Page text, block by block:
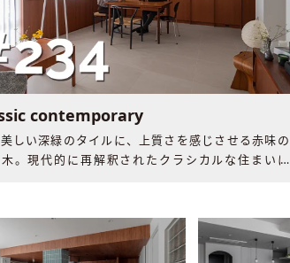
contemporary
しい深緑のタイルに、上質さを感じさせる赤味の
。現代的に再解釈されたクラシカルな住まいに